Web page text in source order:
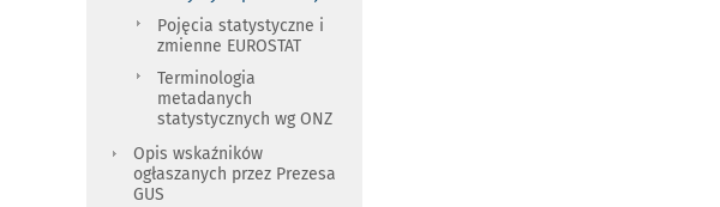
Pojęcia statystyczne i
zmienne EUROSTAT
Terminologia
metadanych
statystycznych wg ONZ
Opis wskaźników
ogłaszanych przez Prezesa
GUS